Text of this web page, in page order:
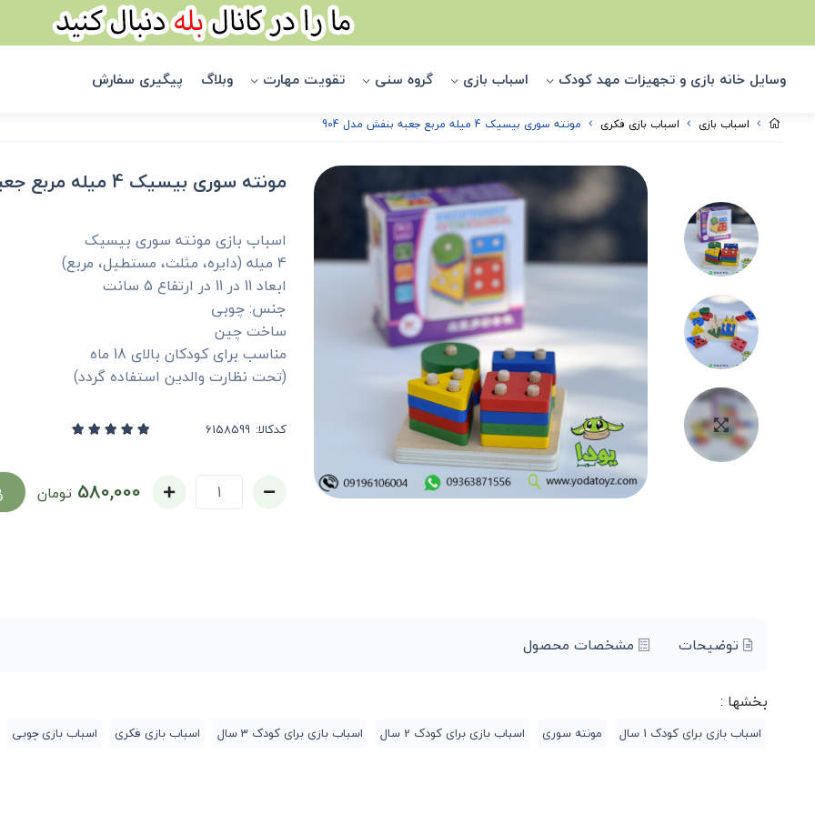
وسایل خانه بازی و تجهیزات مهد کودک اسباب بازی گروه سنی تقویت مهارت وبلاگ پیگیری سفارش
اسباب بازی اسباب بازی فکری مونته سوری بیسیک 4 میله مربع جعبه بنفش مدل 904
مونته سوری بیسیک 4 میله مربع جعبه بنفش مدل 904
اسباب بازی مونته سوری بیسیک
4 میله (دایره، مثلث، مستطیل، مربع)
ابعاد 11 در 11 در ارتفاع 5 سانت
جنس: چوبی
ساخت چین
مناسب برای کودکان بالای 18 ماه
(تحت نظارت والدین استفاده گردد)
کدکالا:
580,000 تومان
توضیحات مشخصات محصول
بخشها :
اسباب بازی برای کودک 1 سال مونته سوری اسباب بازی برای کودک 2 سال اسباب بازی برای کودک 3 سال اسباب بازی فکری اسباب بازی چوبی